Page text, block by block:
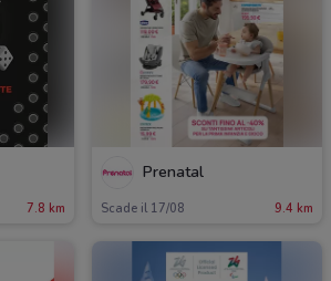
7.8 km
Prenatal
Scade il 17/08 9.4 km